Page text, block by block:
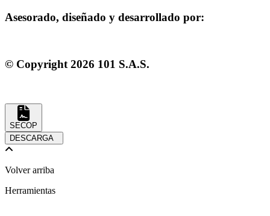
Asesorado, diseñado y desarrollado por:
© Copyright 2026 101 S.A.S.
SECOP
DESCARGA
Volver arriba
Herramientas